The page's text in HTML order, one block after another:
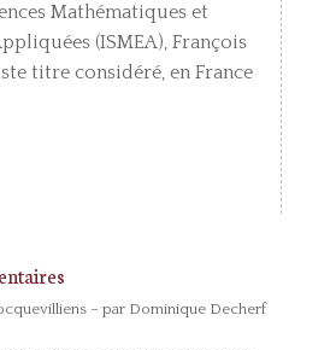
Mathématiques et
(ISMEA), François
titre considéré, en France
– par Dominique Decherf